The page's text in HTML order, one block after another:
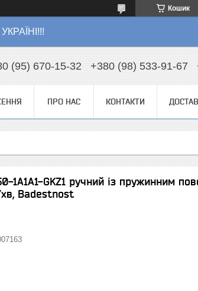
Кошик
(95) 670-15-32 +380 (98) 533-91-67
ПРО НАС КОНТАКТИ
1A1A1-GKZ1 ручний із пружинним
Badestnost